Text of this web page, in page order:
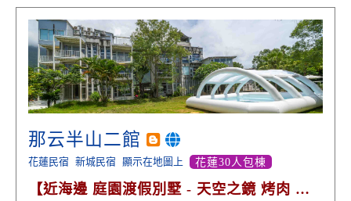
那云半山二館
花蓮民宿 新城民宿 顯示在地圖上 花蓮30人包棟
【近海邊 庭園渡假別墅 - 天空之鏡 烤肉 網